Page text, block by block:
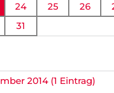
24 25 26
31
2014 (1 Eintrag)